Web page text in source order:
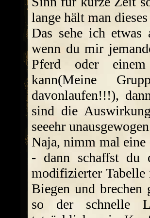
lange hält man
Das sehe ich etwas
wenn du mir
Pferd oder
kann(Meine
davonlaufen!!!),
sind die
seeehr
Naja, nimm mal
- dann schaffst du
modifizierter
Biegen und
so der schnelle